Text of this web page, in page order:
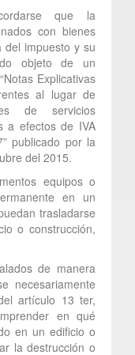
que la
con bienes
del impuesto y su
objeto de un
Explicativas
al lugar de
de servicios
a efectos de IVA
publicado por la
del 2015.
equipos o
en un
trasladarse
o construcción,
de manera
necesariamente
artículo 13 ter,
en qué
en un edificio o
la destrucción o